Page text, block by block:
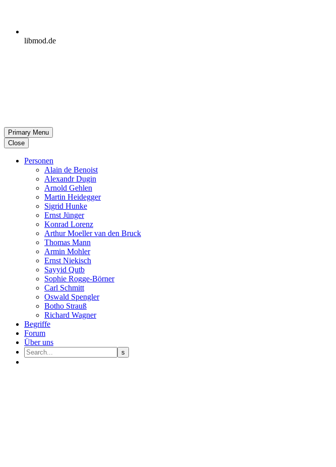
libmod.de
Primary Menu
Close
Per­so­nen
Alain de Benoist
Alex­andr Dugin
Arnold Gehlen
Martin Heid­eg­ger
Sigrid Hunke
Ernst Jünger
Konrad Lorenz
Arthur Moeller van den Bruck
Thomas Mann
Armin Mohler
Ernst Nie­kisch
Sayyid Qutb
Sophie Rogge-Börner
Carl Schmitt
Oswald Speng­ler
Botho Strauß
Richard Wagner
Begriffe
Forum
Über uns